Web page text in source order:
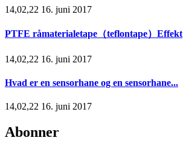
14,02,22 16. juni 2017
PTFE råmaterialetape（teflontape）Effekt
14,02,22 16. juni 2017
Hvad er en sensorhane og en sensorhane...
14,02,22 16. juni 2017
Abonner